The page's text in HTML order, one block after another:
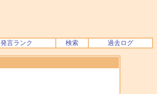
発言ランク 検索 過去ログ